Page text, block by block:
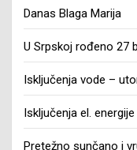
Danas Blaga Marija
U Srpskoj rođeno 27
Isključenja vode –
Isključenja el.
Pretežno sunčano i